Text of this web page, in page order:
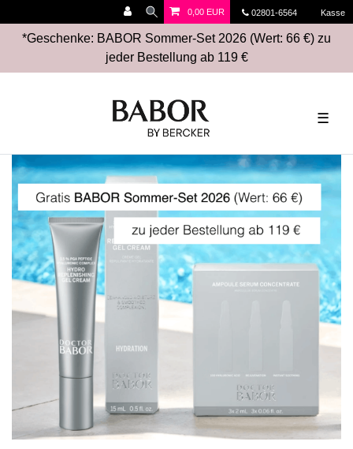
02801-6564 Kasse
0,00 EUR
*Geschenke: BABOR Sommer-Set 2026 (Wert: 66 €) zu
jeder Bestellung ab 119 €
☰